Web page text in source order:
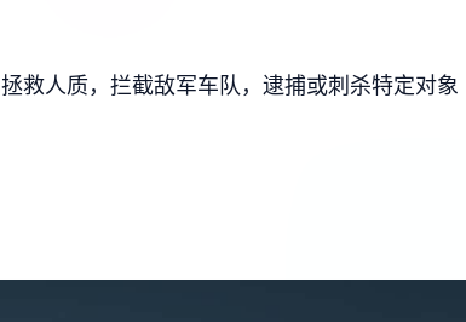
救人质，拦截敌军车队，逮捕或刺杀特定对象